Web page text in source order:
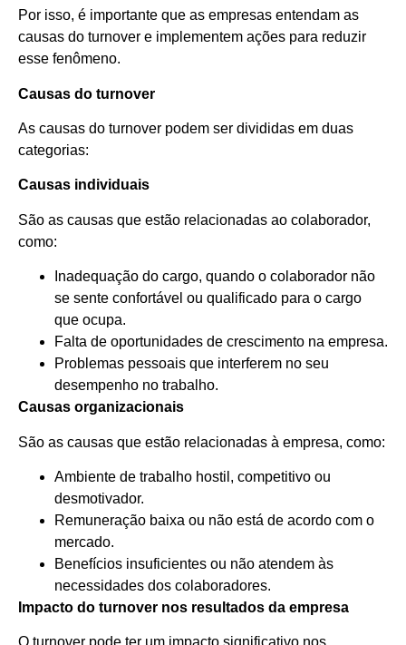
Por isso, é importante que as empresas entendam as
causas do turnover e implementem ações para reduzir
esse fenômeno.
Causas do turnover
As causas do turnover podem ser divididas em duas
categorias:
Causas individuais
São as causas que estão relacionadas ao colaborador,
como:
Inadequação do cargo, quando o colaborador não
se sente confortável ou qualificado para o cargo
que ocupa.
Falta de oportunidades de crescimento na empresa.
Problemas pessoais que interferem no seu
desempenho no trabalho.
Causas organizacionais
São as causas que estão relacionadas à empresa, como:
Ambiente de trabalho hostil, competitivo ou
desmotivador.
Remuneração baixa ou não está de acordo com o
mercado.
Benefícios insuficientes ou não atendem às
necessidades dos colaboradores.
Impacto do turnover nos resultados da empresa